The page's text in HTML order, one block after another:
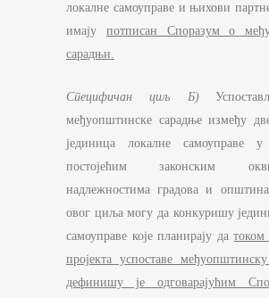
локалне самоуправе и њихови
имају потписан Споразум о
сарадњи.
Специфичан циљ Б)
међуопштинске сарадње између
јединица локалне самоуправе
постојећим законским
надлежностима градова и
овог циља могу да конкуришу
самоуправе које планирају датоком
пројекта успоставе
дефинишу је одговарајућим